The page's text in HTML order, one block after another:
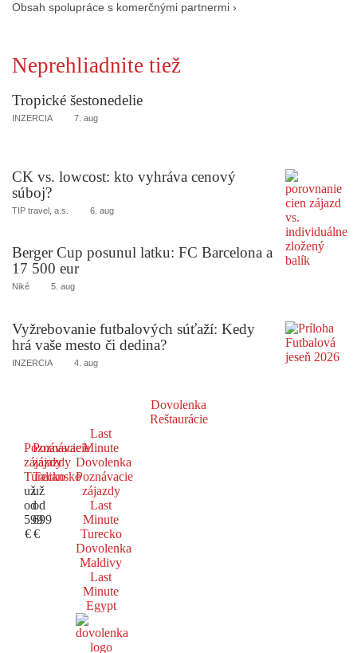
Obsah spolupráce s komerčnými partnermi ›
Neprehliadnite tiež
Tropické šestonedelie
INZERCIA 7. aug
CK vs. lowcost: kto vyhráva cenový
súboj?
TIP travel, a.s. 6. aug
Berger Cup posunul latku: FC Barcelona a
17 500 eur
Niké 5. aug
Vyžrebovanie futbalových súťaží: Kedy
hrá vaše mesto či dedina?
INZERCIA 4. aug
Dovolenka
Reštaurácie
Poznávacie
zájazdy
Turecko
už
od
599
€
Poznávacie
zájazdy
Taliansko
už
od
699
€
Last
Minute
Dovolenka
Poznávacie
zájazdy
Last
Minute
Turecko
Dovolenka
Maldivy
Last
Minute
Egypt